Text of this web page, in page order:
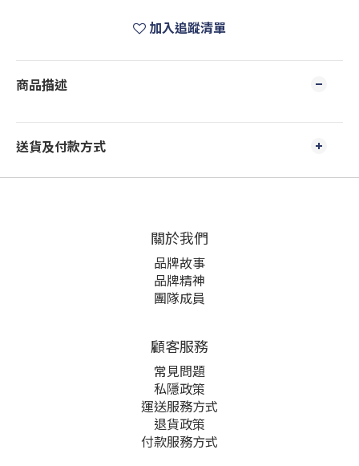
加入追蹤清單
商品描述
送貨及付款方式
關於我們
品牌故事
品牌精神
團隊成員
顧客服務
常見問題
私隱政策
運送服務方式
退貨政策
付款服務方式